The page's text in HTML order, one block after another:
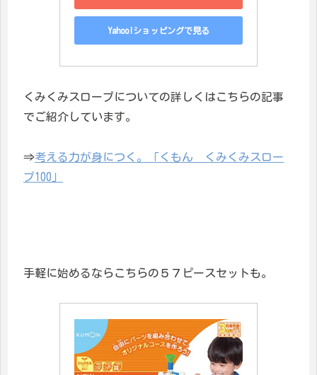
Yahoo!ショッピングで見る
くみくみスロープについての詳しくはこちらの記事
でご紹介しています。
⇒考える力が身につく。「くもん くみくみスロー
プ100」
手軽に始めるならこちらの５７ピースセットも。